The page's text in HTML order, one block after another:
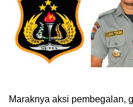
Maraknya aksi pembegalan,